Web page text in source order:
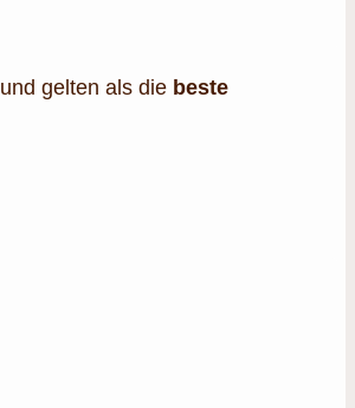
und gelten als die beste